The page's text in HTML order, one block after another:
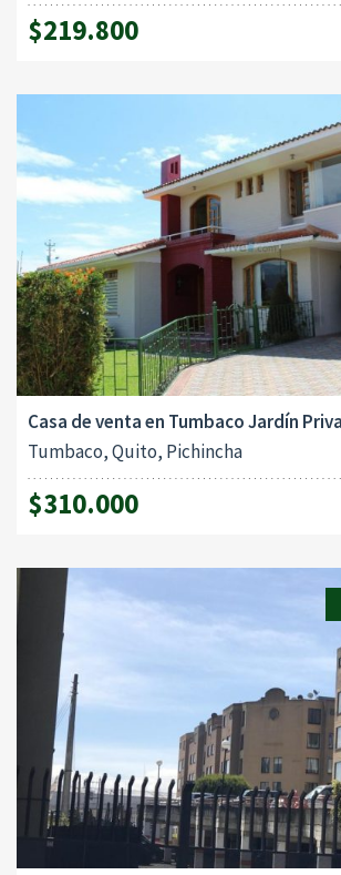
$219.800
Casa de venta en Tumbaco Jardín
Tumbaco, Quito, Pichincha
$310.000